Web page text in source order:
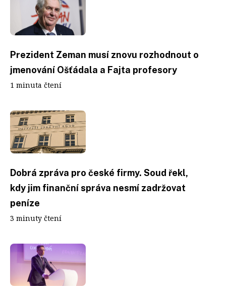
Prezident Zeman musí znovu rozhodnout o
jmenování Ošťádala a Fajta profesory
1 minuta čtení
Dobrá zpráva pro české firmy. Soud řekl,
kdy jim finanční správa nesmí zadržovat
peníze
3 minuty čtení